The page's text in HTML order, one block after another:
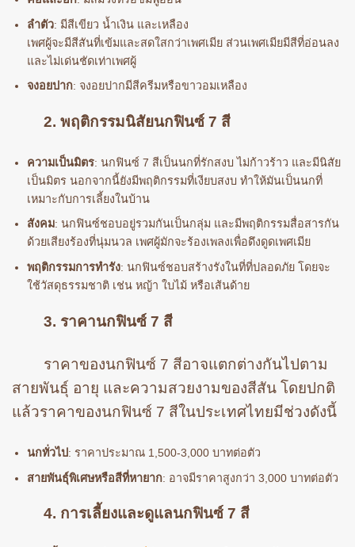
ลำตัว: มีสีเขียว น้ำเงิน และเหลือง
เพศผู้จะมีสีสันที่เข้มและสดใสกว่าเพศเมีย ส่วนเพศเมียมีสีที่อ่อนลง
และไม่เด่นชัดเท่าเพศผู้
จงอยปาก: จงอยปากมีสีครีมหรือขาวอมเหลือง
2. พฤติกรรมนิสัยนกฟินซ์ 7 สี
ความเป็นมิตร: นกฟินซ์ 7 สีเป็นนกที่รักสงบ ไม่ก้าวร้าว และมีนิสัย
เป็นมิตร นอกจากนี้ยังมีพฤติกรรมที่เงียบสงบ ทำให้มันเป็นนกที่
เหมาะกับการเลี้ยงในบ้าน
สังคม: นกฟินซ์ชอบอยู่รวมกันเป็นกลุ่ม และมีพฤติกรรมสื่อสารกัน
ด้วยเสียงร้องที่นุ่มนวล เพศผู้มักจะร้องเพลงเพื่อดึงดูดเพศเมีย
พฤติกรรมการทำรัง: นกฟินซ์ชอบสร้างรังในที่ที่ปลอดภัย โดยจะ
ใช้วัสดุธรรมชาติ เช่น หญ้า ใบไม้ หรือเส้นด้าย
3. ราคานกฟินซ์ 7 สี
ราคาของนกฟินซ์ 7 สีอาจแตกต่างกันไปตาม
สายพันธุ์ อายุ และความสวยงามของสีสัน โดยปกติ
แล้วราคาของนกฟินซ์ 7 สีในประเทศไทยมีช่วงดังนี้
นกทั่วไป: ราคาประมาณ 1,500-3,000 บาทต่อตัว
สายพันธุ์พิเศษหรือสีที่หายาก: อาจมีราคาสูงกว่า 3,000 บาทต่อตัว
4. การเลี้ยงและดูแลนกฟินซ์ 7 สี